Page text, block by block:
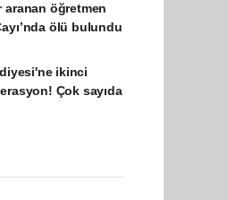
aranan öğretmen
ölü bulundu
ikinci
Çok sayıda